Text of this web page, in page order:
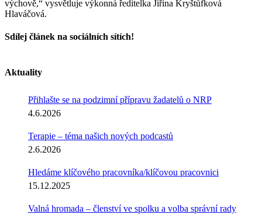
výchově,“ vysvětluje výkonná ředitelka Jiřina Kryštůfková
Hlaváčová.
Sdílej článek na sociálních sítích!
mail
Aktuality
Přihlašte se na podzimní přípravu žadatelů o NRP
4.6.2026
Terapie – téma našich nových podcastů
2.6.2026
Hledáme klíčového pracovníka/klíčovou pracovnici
15.12.2025
Valná hromada – členství ve spolku a volba správní rady